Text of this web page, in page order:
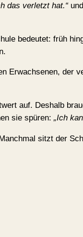
das verletzt hat.“ und
bedeutet: früh
Erwachsenen, der
auf. Deshalb
sie spüren: „Ich
sitzt der